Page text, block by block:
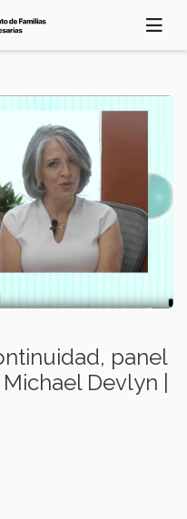
panel
Devlyn |